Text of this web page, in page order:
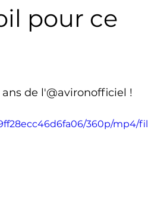
pour ce
de l'@avironofficiel !
360p/mp4/fil